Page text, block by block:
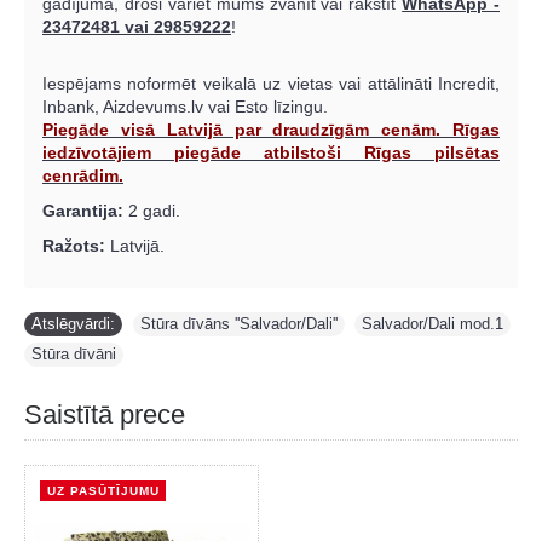
23472481 vai 29859222!
Iespējams noformēt veikalā uz vietas vai attālināti Incredit,
Inbank, Aizdevums.lv vai Esto līzingu.
Piegāde visā Latvijā par draudzīgām cenām. Rīgas
iedzīvotājiem piegāde atbilstoši Rīgas pilsētas
cenrādim.
Garantija: 2 gadi.
Ražots: Latvijā.
Atslēgvārdi: Stūra dīvāns ''Salvador/Dali'' Salvador/Dali mod.1
Stūra dīvāni
Saistītā prece
UZ PASŪTĪJUMU